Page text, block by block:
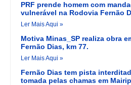
PRF prende homem com
vulnerável na Rodovia Fernão
Ler Mais Aqui »
Motiva Minas_SP realiza obra
Fernão Dias, km 77.
Ler Mais Aqui »
Fernão Dias tem pista
tomada pelas chamas em